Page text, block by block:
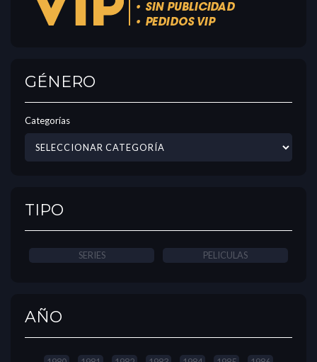
GÉNERO
Categorías
TIPO
SERIES PELICULAS
AÑO